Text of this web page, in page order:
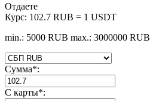
Отдаете
Курс: 102.7 RUB = 1 USDT
min.: 5000 RUB max.: 3000000 RUB
Сумма*:
С карты*: